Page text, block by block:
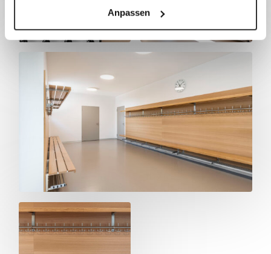
Anpassen